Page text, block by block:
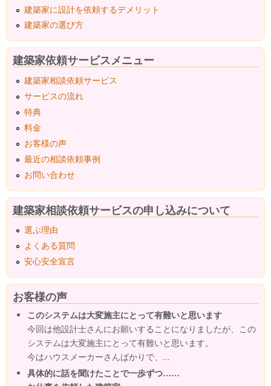
建築家に設計を依頼するデメリット
建築家の選び方
建築家依頼サービスメニュー
建築家相談依頼サービス
サービスの流れ
特典
料金
お客様の声
最近の相談依頼事例
お問い合わせ
建築家相談依頼サービスの申し込みについて
選ぶ理由
よくある質問
安心安全宣言
お客様の声
このシステムは大変施主にとって有難いと思います
今回は他設計士さんにお願いすることになりましたが、この
システムは大変施主にとって有難いと思います。
今はハウスメーカーさんばかりで、...
具体的に話を聞けたことで一歩ずつ……